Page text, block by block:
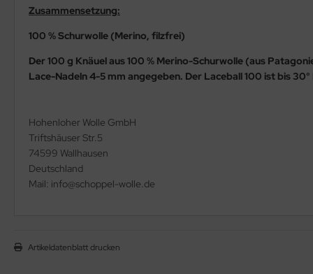
Zusammensetzung:
100 % Schurwolle (Merino, filzfrei)
Der 100 g Knäuel aus 100 % Merino-Schurwolle (aus
Lace-Nadeln 4-5 mm angegeben. Der Laceball 100 ist bis
Hohenloher Wolle GmbH
Triftshäuser Str.5
74599 Wallhausen
Deutschland
Mail: info@schoppel-wolle.de
Artikeldatenblatt drucken